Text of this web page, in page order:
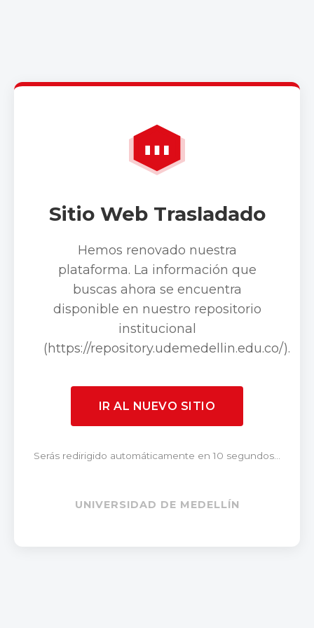
Sitio Web Trasladado
Hemos renovado nuestra
plataforma. La información que
buscas ahora se encuentra
disponible en nuestro repositorio
institucional
(https://repository.udemedellin.edu.co/).
IR AL NUEVO SITIO
Serás redirigido automáticamente en 10 segundos...
UNIVERSIDAD DE MEDELLÍN